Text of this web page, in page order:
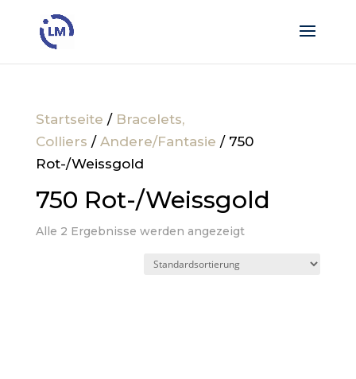
Startseite / Bracelets,
Colliers / Andere/Fantasie / 750
Rot-/Weissgold
750 Rot-/Weissgold
Alle 2 Ergebnisse werden angezeigt